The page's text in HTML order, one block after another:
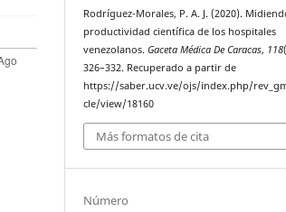
Rodríguez-Morales, P. A. J. (2020).
productividad científica de los hospitales
venezolanos.Gaceta Médica De Caracas, 118
326–332. Recuperado a partir de
https://saber.ucv.ve/ojs/index.php/
cle/view/18160
Más formatos de cita
Número